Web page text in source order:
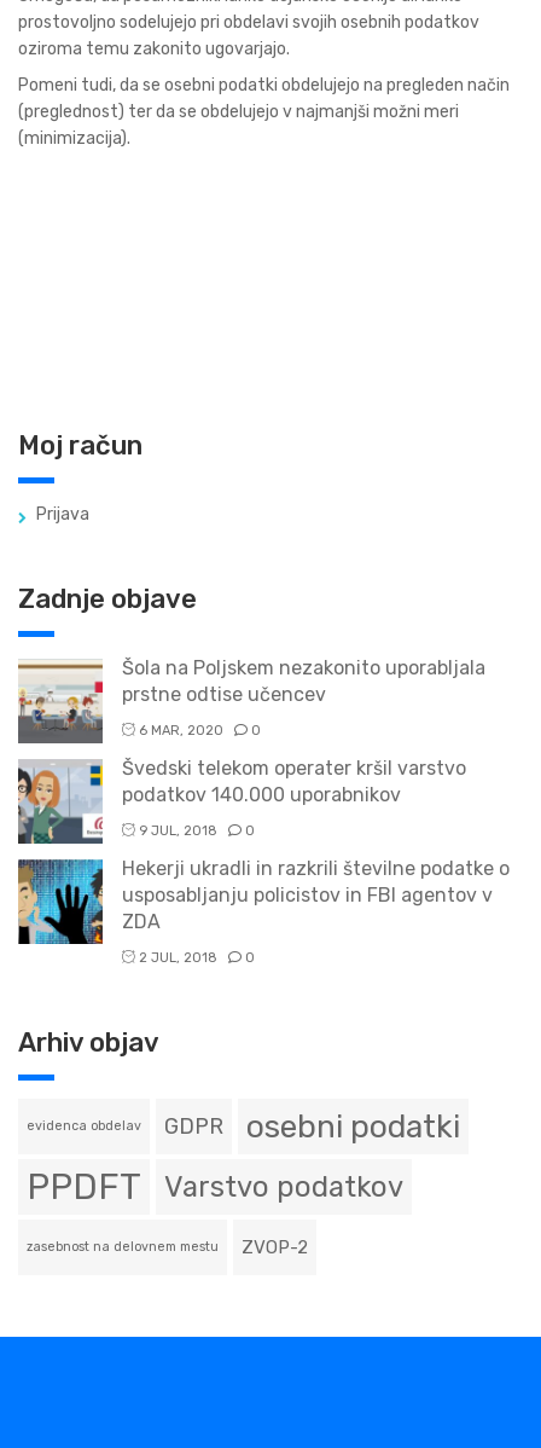
prostovoljno sodelujejo pri obdelavi svojih osebnih podatkov
oziroma temu zakonito ugovarjajo.
Pomeni tudi, da se osebni podatki obdelujejo na pregleden način
(preglednost) ter da se obdelujejo v najmanjši možni meri
(minimizacija).
Moj račun
Prijava
Zadnje objave
Šola na Poljskem nezakonito uporabljala
prstne odtise učencev
6 MAR, 2020 0
Švedski telekom operater kršil varstvo
podatkov 140.000 uporabnikov
9 JUL, 2018 0
Hekerji ukradli in razkrili številne podatke o
usposabljanju policistov in FBI agentov v
ZDA
2 JUL, 2018 0
Arhiv objav
evidenca obdelav GDPR osebni podatki
PPDFT Varstvo podatkov
zasebnost na delovnem mestu ZVOP-2